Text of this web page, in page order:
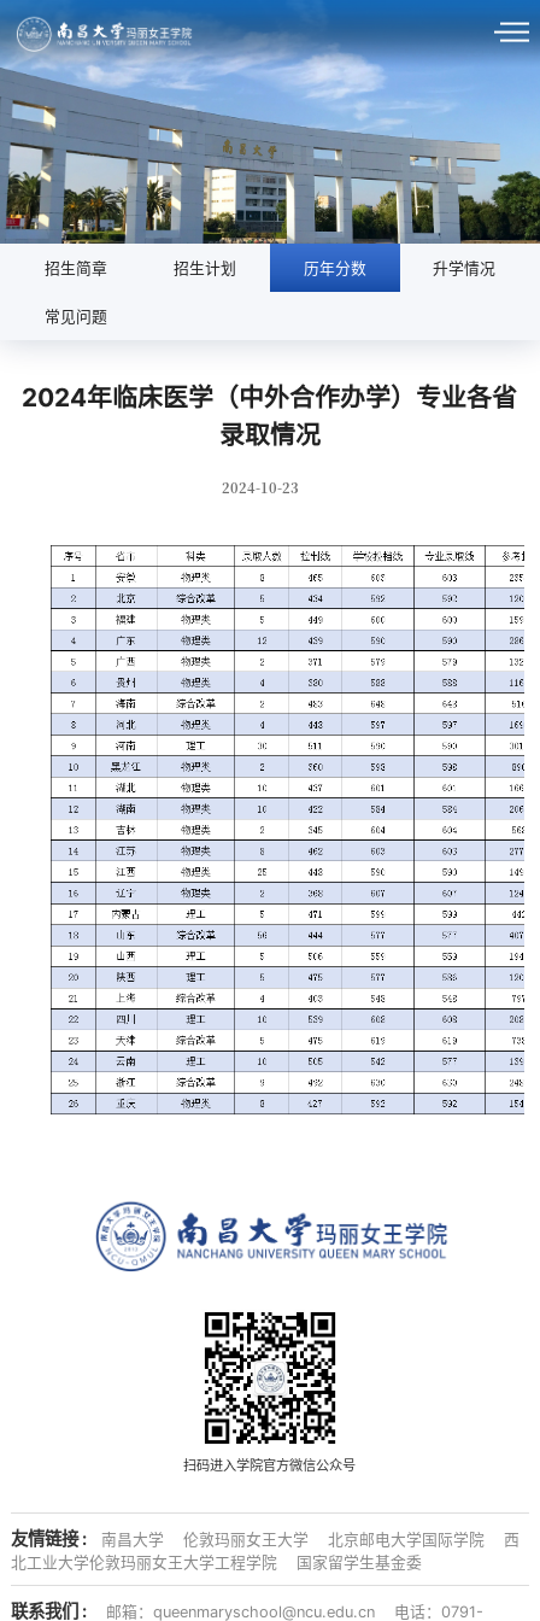
招生简章 招生计划 历年分数 升学情况
常见问题
2024年临床医学（中外合作办学）专业各省
录取情况
2024-10-23
扫码进入学院官方微信公众号
友情链接 : 南昌大学 伦敦玛丽女王大学 北京邮电大学国际学院
西
北工业大学伦敦玛丽女王大学工程学院
国家留学生基金委
联系我们 : 邮箱：queenmaryschool@ncu.edu.cn 电话：0791-